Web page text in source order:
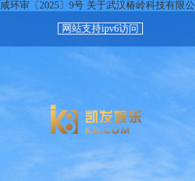
咸环审〔2025〕9号 关于武汉椿岭科技有限
网站支持ipv6访问